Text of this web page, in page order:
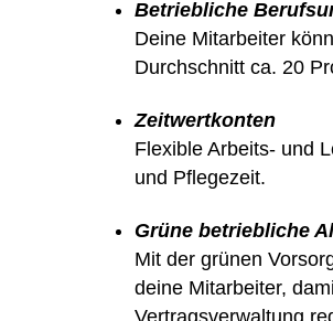
Betriebliche
Deine Mitarbeiter
Durchschnitt ca. 20
Zeitwertkonten
Flexible Arbeits- und
und Pflegezeit.
Grüne betriebliche
Mit der grünen
deine Mitarbeiter,
Vertragsverwaltung